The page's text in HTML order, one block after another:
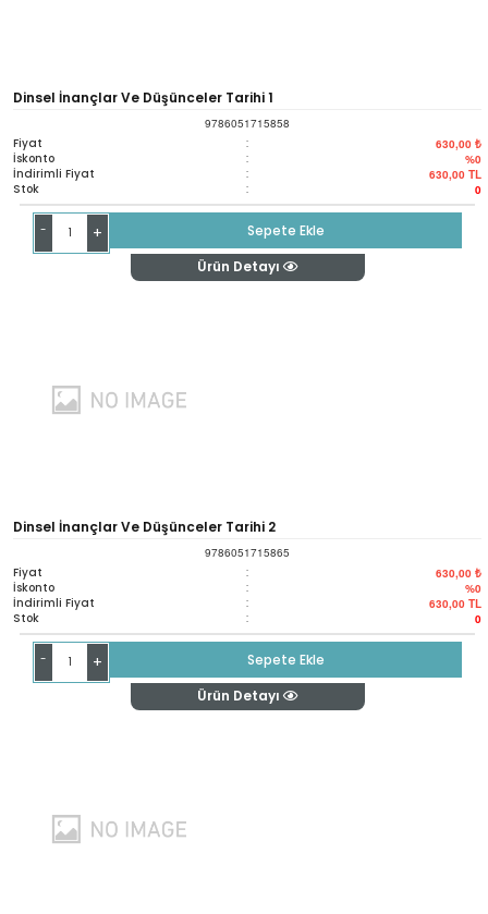
Dinsel İnançlar Ve Düşünceler Tarihi 1
9786051715858
Fiyat : 630,00 ₺
İskonto : %0
İndirimli Fiyat : 630,00 TL
Stok : 0
- +
Sepete Ekle
Ürün Detayı
Dinsel İnançlar Ve Düşünceler Tarihi 2
9786051715865
Fiyat : 630,00 ₺
İskonto : %0
İndirimli Fiyat : 630,00 TL
Stok : 0
- +
Sepete Ekle
Ürün Detayı